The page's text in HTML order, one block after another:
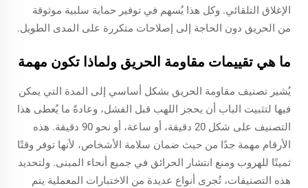
الإغلاق التلقائي. وكل هذا يُسهم في توفير حماية سلبية موثوقة
من الحريق دون الحاجة إلى إصلاحات متكررة على المدى الطويل.
ما هي تقييمات مقاومة الحريق ولماذا تكون مهمة
يُشير تصنيف مقاومة الحريق بشكل أساسي إلى المدة التي يمكن
فيها لتثبيت الباب أن يحجز اللهب قبل الفشل، وعادةً ما يُعطى هذا
التصنيف على شكل 20 دقيقة، أو ساعة، أو نحو 90 دقيقة. هذه
الأرقام مهمة جدًا من حيث ضمان سلامة الأشخاص، لأنها توفر وقتًا
ثمينًا للهروب ومنع انتشار الحرائق في جميع أنحاء المبنى. ولتحديد
هذه التصنيفات، تُجرى أنواع عديدة من الاختبارات المعملية يتم